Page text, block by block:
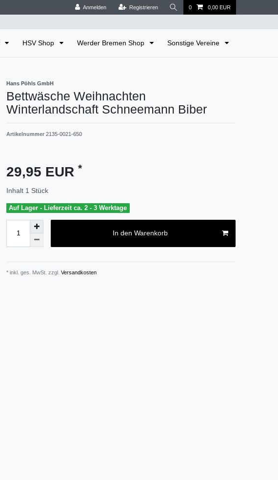
Anmelden Registrieren 0 0,00 EUR
HSV Shop Werder Bremen Shop Sonstige Vereine
Hans Pöhls GmbH
Bettwäsche Weihnachten
Winterlandschaft Schneemann Biber
Artikelnummer 2135-0021-650
29,95 EUR *
Inhalt 1 Stück
Auf Lager - Lieferzeit ca. 2 - 3 Werktage
In den Warenkorb
* inkl. ges. MwSt. zzgl. Versandkosten